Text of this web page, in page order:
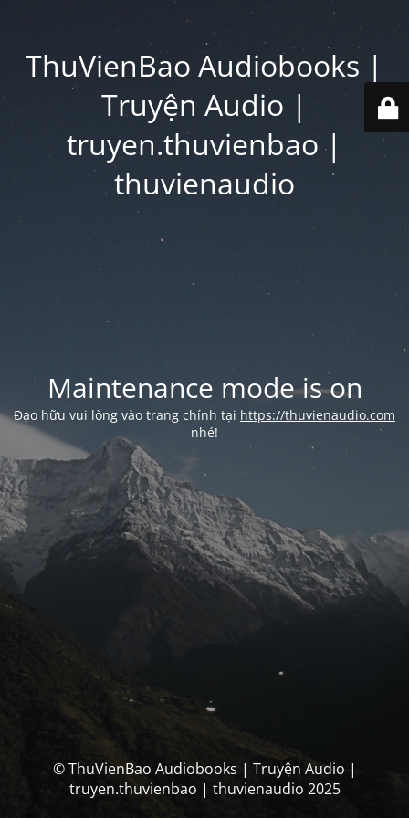
ThuVienBao Audiobooks |
Truyện Audio |
truyen.thuvienbao |
thuvienaudio
Maintenance mode is on
Đạo hữu vui lòng vào trang chính tại https://thuvienaudio.com
nhé!
© ThuVienBao Audiobooks | Truyện Audio |
truyen.thuvienbao | thuvienaudio 2025